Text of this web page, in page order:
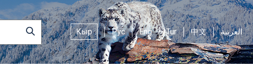
Кыр Рус Eng Tur 中文 العربية